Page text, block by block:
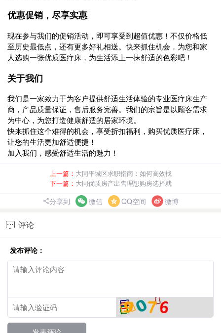
优惠促销，尽享实惠
现在参与我们的促销活动，即可享受到超值优惠！不仅价格低
至历史最低点，还有更多好礼相送。快来抓住机会，为您和家
人选购一张优质医疗床，为生活添上一抹舒适的色彩吧！
关于我们
我们是一家致力于为客户提供舒适生活体验的专业医疗床生产
商，产品质量保证，售后服务完善。我们的宗旨是以顾客需求
为中心，为您打造健康舒适的居家环境。
快来抓住这个难得的机会，享受折扣福利，购买优质医疗床，
让您的生活更加舒适便捷！
加入我们，感受舒适生活的魅力！
上一篇： 大同平城区求职指南：如何高效找
下一篇： 大同优质房产出售理想购房选择就
分享到 微信 QQ空间 微博
 评论
发布评论：